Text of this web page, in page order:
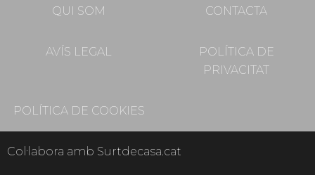
QUI SOM CONTACTA
AVÍS LEGAL
POLÍTICA DE
PRIVACITAT
POLÍTICA DE COOKIES
Col·labora amb Surtdecasa.cat